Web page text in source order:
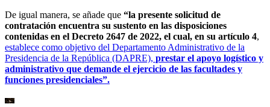
De igual manera, se añade que “la presente solicitud de
contratación encuentra su sustento en las disposiciones
contenidas en el Decreto 2647 de 2022, el cual, en su artículo 4,
establece como objetivo del Departamento Administrativo de la
Presidencia de la República (DAPRE), prestar el apoyo logístico y
administrativo que demande el ejercicio de las facultades y
funciones presidenciales”.